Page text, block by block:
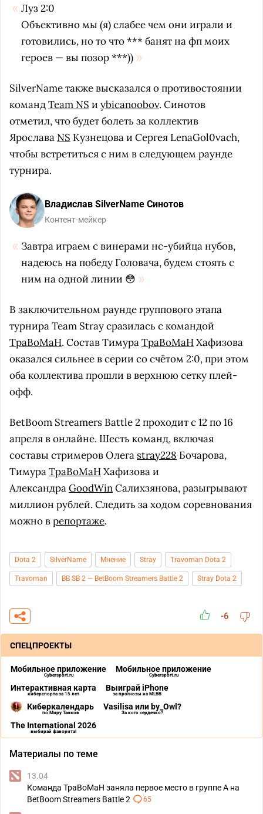
Луз 2:0
Объективно мы (я) слабее чем они играли и
готовились, но то что *** банят на фп моих
героев — вы позор ***))
SilverName также высказался о противостоянии
командTeam NS и ybicanoobov. Синотов
отметил, что будет болеть за коллектив
Ярослава NS Кузнецова и Сергея LenaGol0vach,
чтобы встретиться с ним в следующем раунде
турнира.
Владислав SilverName Синотов
Контент-мейкер
Завтра играем с винерами нс-убийца нубов,
надеюсь на победу Головача, будем стоять с
ним на одной линии 😳
В заключительном раунде группового этапа
турнира Team Stray сразилась с командой
TpaBoMaH. Состав ТимураTpaBoMaHХафизова
оказался сильнее в серии со счётом 2:0, при этом
оба коллектива прошли в верхнюю сетку плей-
офф.
BetBoom Streamers Battle 2 проходит с 12 по 16
апреля в онлайне. Шесть команд, включая
составы стримеров Олега stray228 Бочарова,
ТимураTpaBoMaHХафизова и
АлександраGoodWinСалихзянова, разыгрывают
миллион рублей. Следить за ходом соревнования
можно врепортаже.
Dota 2 SilverName Мнение Stray Travoman Dota 2
Travoman BB SB 2 — BetBoom Streamers Battle 2 Stray Dota 2
-6
СПЕЦПРОЕКТЫ
Мобильное приложение
Cybersport.ru
Мобильное приложение
Cybersport.ru
Интерактивная карта
киберспорта за 15 лет
Выиграй iPhone
за прогнозы на MLBB
Киберкалендарь
по Миру Танков
Vasilisa или by_Owl?
За кого сердечко?
The International 2026
выбирай фаворита!
Материалы по теме
13.04
Команда TpaBoMaH заняла первое место в группе A на
BetBoom Streamers Battle 2
65